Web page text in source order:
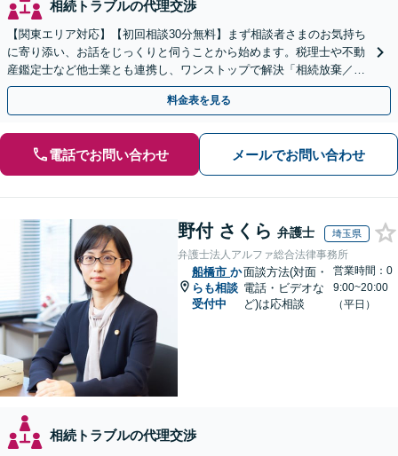
相続トラブルの代理交渉
【関東エリア対応】【初回相談30分無料】まず相談者さまのお気持ち
に寄り添い、お話をじっくりと伺うことから始めます。税理士や不動
産鑑定士など他士業とも連携し、ワンストップで解決「相続放棄／遺
言書作成／遺留分侵害額請求／使い込み・寄与分など」
料金表を見る
電話でお問い合わせ メールでお問い合わせ
野付 さくら 弁護士 埼玉県
弁護士法人アルファ総合法律事務所
船橋市 か
らも相談
受付中
面談方法(対面・
電話・ビデオな
ど)は応相談
営業時間：0
9:00~20:00
（平日）
相続トラブルの代理交渉